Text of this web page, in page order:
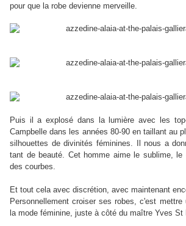
pour que la robe devienne merveille.
Puis il a explosé dans la lumière avec les
Campbelle dans les années 80-90 en taillant au
silhouettes de divinités féminines. Il nous a
tant de beauté. Cet homme aime le sublime, le
des courbes.
Et tout cela avec discrétion, avec maintenant
Personnellement croiser ses robes, c'est
la mode féminine, juste à côté du maître Yves St